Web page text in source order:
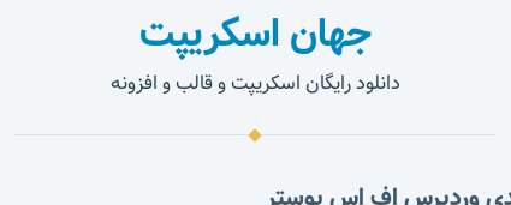
جهان اسکریپت
دانلود رایگان اسکریپت و قالب و افزونه